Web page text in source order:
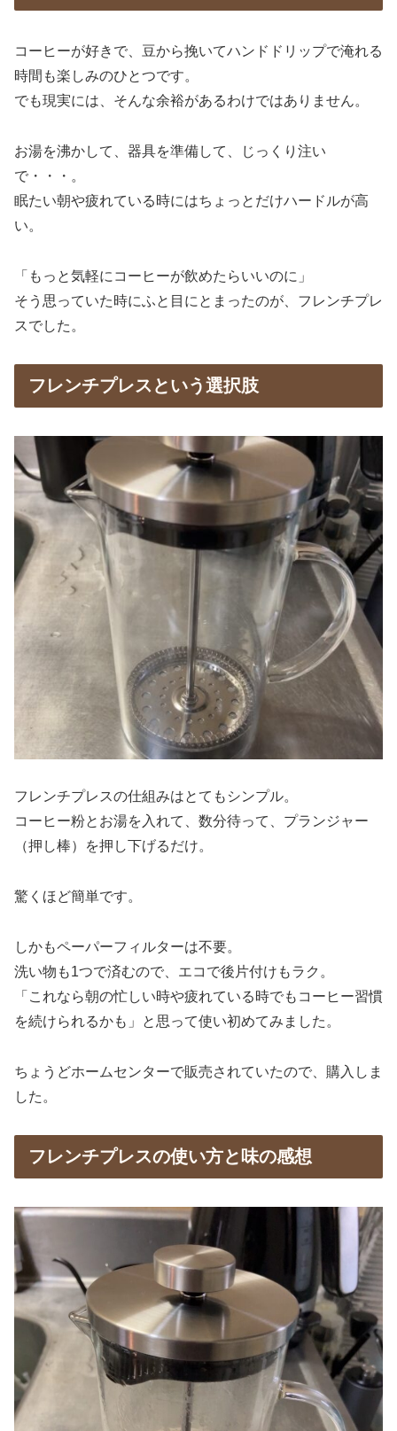
コーヒーが好きで、豆から挽いてハンドドリップで淹れる
時間も楽しみのひとつです。
でも現実には、そんな余裕があるわけではありません。
お湯を沸かして、器具を準備して、じっくり注い
で・・・。
眠たい朝や疲れている時にはちょっとだけハードルが高
い。
「もっと気軽にコーヒーが飲めたらいいのに」
そう思っていた時にふと目にとまったのが、フレンチプレ
スでした。
フレンチプレスという選択肢
フレンチプレスの仕組みはとてもシンプル。
コーヒー粉とお湯を入れて、数分待って、プランジャー
（押し棒）を押し下げるだけ。
驚くほど簡単です。
しかもペーパーフィルターは不要。
洗い物も1つで済むので、エコで後片付けもラク。
「これなら朝の忙しい時や疲れている時でもコーヒー習慣
を続けられるかも」と思って使い初めてみました。
ちょうどホームセンターで販売されていたので、購入しま
した。
フレンチプレスの使い方と味の感想